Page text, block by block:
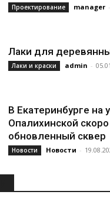
Проектирование manager -
Лаки для
Лаки и краски admin -
В Екатеринбурге на
Опалихинской
обновленный сквер
Новости Новости -